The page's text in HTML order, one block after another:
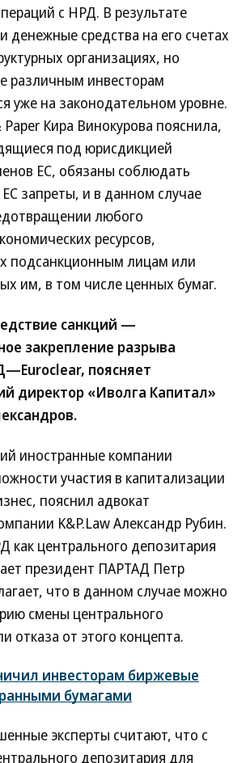
с НРД. В результате
денежные средства на его счетах
организациях, но
различным инвесторам
уже на законодательном уровне.
Кира Винокурова пояснила,
под юрисдикцией
ЕС, обязаны соблюдать
запреты, и в данном случае
любого
ресурсов,
подсанкционным лицам или
им, в том числе ценных бумаг.
санкций —
закрепление разрыва
поясняет
директор «Иволга Капитал»
иностранные компании
участия в капитализации
пояснил адвокат
K&P.Law Александр Рубин.
как центрального депозитария
президент ПАРТАД Петр
что в данном случае можно
смены центрального
отказа от этого концепта.
инвесторам биржевые
бумагами
эксперты считают, что с
депозитария для